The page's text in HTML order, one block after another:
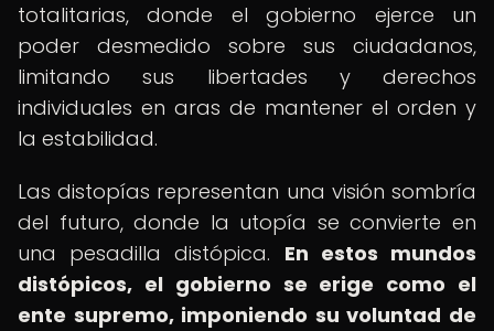
totalitarias, donde el gobierno ejerce un
poder desmedido sobre sus ciudadanos,
limitando sus libertades y derechos
individuales en aras de mantener el orden y
la estabilidad.
Las distopías representan una visión sombría
del futuro, donde la utopía se convierte en
una pesadilla distópica. En estos mundos
distópicos, el gobierno se erige como el
ente supremo, imponiendo su voluntad de